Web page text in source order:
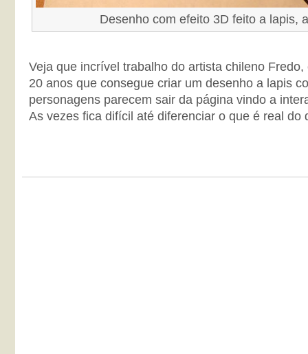
Desenho com efeito 3D feito a lapis,
Veja que incrível trabalho do artista chileno
20 anos que consegue criar um desenho a lapis
personagens parecem sair da página vindo a
As vezes fica difícil até diferenciar o que é real do